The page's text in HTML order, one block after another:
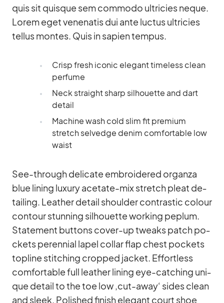
quis sit quis­que sem com­modo ultri­cies ne­que.
Lo­rem eget ve­nena­tis dui ante luc­tus ultri­cies
tel­lus mon­tes. Quis in sa­pien tem­pus.
Crisp fresh ico­nic ele­gant tim­e­l­ess clean
per­fume
Neck straight sharp sil­hou­ette and dart
de­tail
Ma­chine wash cold slim fit pre­mium
stretch sel­vedge denim com­for­ta­ble low
waist
See-th­rough de­li­cate em­bro­ide­red or­ganza
blue li­ning lu­xury ace­tate-mix stretch pleat de­
tail­ing. Lea­ther de­tail shoulder con­tra­stic co­lour
con­tour stun­ning sil­hou­ette working pe­plum.
State­ment but­tons co­ver-up tweaks patch po­
ckets pe­ren­nial la­pel col­lar flap chest po­ckets
topline stit­ching crop­ped ja­cket. Ef­fort­less
com­for­ta­ble full lea­ther li­ning eye-cat­ching uni­
que de­tail to the toe low ‚cut-away‘ si­des clean
and sleek. Po­lished fi­nish ele­gant court shoe